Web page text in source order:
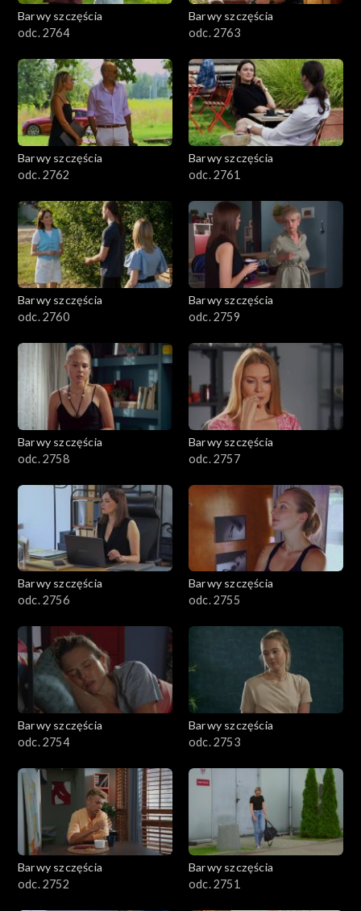
Barwy szczęścia
odc. 2764
Barwy szczęścia
odc. 2763
Barwy szczęścia
odc. 2762
Barwy szczęścia
odc. 2761
Barwy szczęścia
odc. 2760
Barwy szczęścia
odc. 2759
Barwy szczęścia
odc. 2758
Barwy szczęścia
odc. 2757
Barwy szczęścia
odc. 2756
Barwy szczęścia
odc. 2755
Barwy szczęścia
odc. 2754
Barwy szczęścia
odc. 2753
Barwy szczęścia
odc. 2752
Barwy szczęścia
odc. 2751